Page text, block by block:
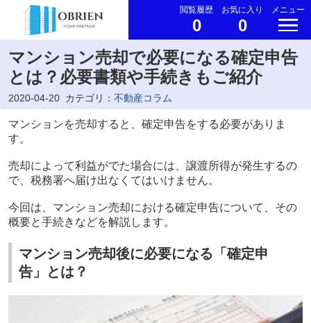
閲覧履歴
0
お気に入り
0
メニュー
マンション売却で必要になる確定申告
とは？必要書類や手続きもご紹介
2020-04-20 カテゴリ： 不動産コラム
マンションを売却すると、確定申告をする必要がありま
す。
売却によって利益がでた場合には、譲渡所得が発生するの
で、税務署へ届け出なくてはいけません。
今回は、マンション売却における確定申告について、その
概要と手続きなどを解説します。
マンション売却後に必要になる「確定申
告」とは？